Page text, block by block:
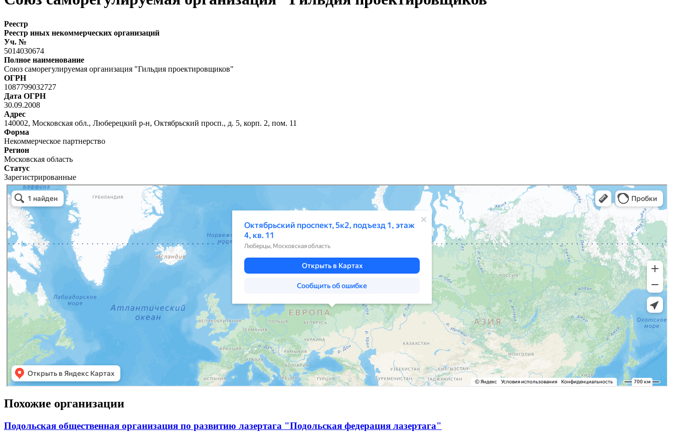
Реестр
Реестр иных некоммерческих организаций
Уч. №
5014030674
Полное наименование
Союз саморегулируемая организация "Гильдия проектировщиков"
ОГРН
1087799032727
Дата ОГРН
30.09.2008
Адрес
140002, Московская обл., Люберецкий р-н, Октябрьский просп., д. 5, корп. 2, пом. 11
Форма
Некоммерческое партнерство
Регион
Московская область
Статус
Зарегистрированные
Похожие организации
Подольская общественная организация по развитию лазертага "Подольская федерация лазертага"